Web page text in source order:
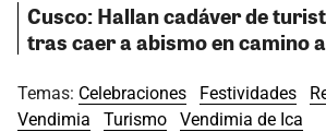
Cusco: Hallan cadáver de
tras caer a abismo en camino
Temas: Celebraciones Festividades
Vendimia
Turismo Vendimia de Ica